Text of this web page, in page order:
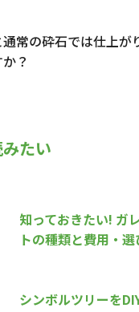
常の砕石では仕上が
？
たい
知っておきたい! ガ
トの種類と費用・
シンボルツリーを